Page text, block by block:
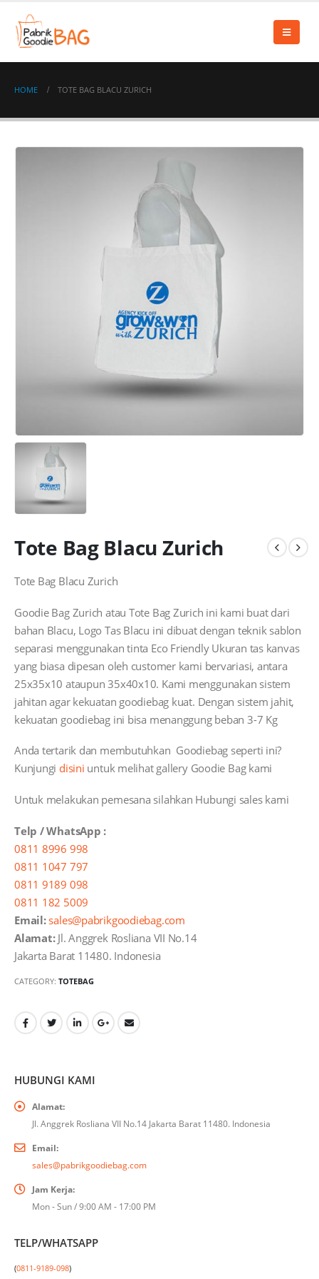
HOME TOTE BAG BLACU ZURICH
Tote Bag Blacu Zurich
Tote Bag Blacu Zurich
Goodie Bag Zurich atau Tote Bag Zurich ini kami buat dari
bahan Blacu, Logo Tas Blacu ini dibuat dengan teknik sablon
separasi menggunakan tinta Eco Friendly Ukuran tas kanvas
yang biasa dipesan oleh customer kami bervariasi, antara
25x35x10 ataupun 35x40x10. Kami menggunakan sistem
jahitan agar kekuatan goodiebag kuat. Dengan sistem jahit,
kekuatan goodiebag ini bisa menanggung beban 3-7 Kg
Anda tertarik dan membutuhkan Goodiebag seperti ini?
Kunjungi disini untuk melihat gallery Goodie Bag kami
Untuk melakukan pemesana silahkan Hubungi sales kami
Telp / WhatsApp :
0811 8996 998
0811 1047 797
0811 9189 098
0811 182 5009
Email: sales@pabrikgoodiebag.com
Alamat:Jl. Anggrek Rosliana VII No.14
Jakarta Barat 11480. Indonesia
CATEGORY: TOTEBAG
HUBUNGI KAMI
Alamat:
Jl. Anggrek Rosliana VII No.14 Jakarta Barat 11480. Indonesia
Email:
sales@pabrikgoodiebag.com
Jam Kerja:
Mon - Sun / 9:00 AM - 17:00 PM
TELP/WHATSAPP
(0811-9189-098)